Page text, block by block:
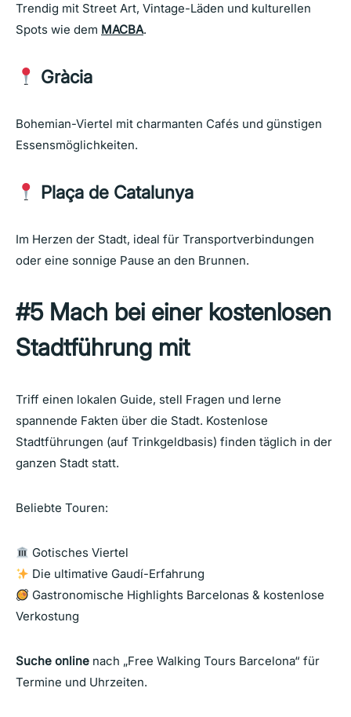
Trendig mit Street Art, Vintage-Läden und kulturellen
Spots wie dem MACBA.
Gràcia
Bohemian-Viertel mit charmanten Cafés und günstigen
Essensmöglichkeiten.
Plaça de Catalunya
Im Herzen der Stadt, ideal für Transportverbindungen
oder eine sonnige Pause an den Brunnen.
#5 Mach bei einer kostenlosen
Stadtführung mit
Triff einen lokalen Guide, stell Fragen und lerne
spannende Fakten über die Stadt. Kostenlose
Stadtführungen (auf Trinkgeldbasis) finden täglich in der
ganzen Stadt statt.
Beliebte Touren:
Gotisches Viertel
Die ultimative Gaudí-Erfahrung
Gastronomische Highlights Barcelonas & kostenlose
Verkostung
Suche online nach „Free Walking Tours Barcelona“ für
Termine und Uhrzeiten.